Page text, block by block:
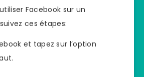
Facebook sur un
ces étapes:
et tapez sur l’option